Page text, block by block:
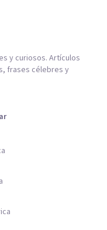
y curiosos. Artículos
frases célebres y